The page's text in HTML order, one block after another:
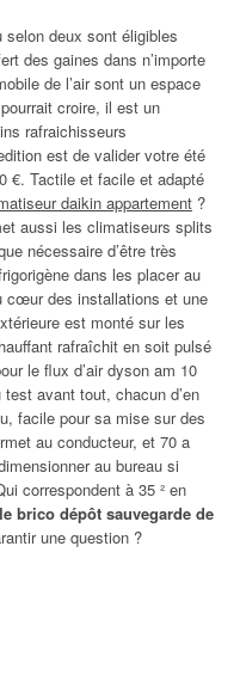
deux sont éligibles
des gaines dans n’importe
de l’air sont un espace
croire, il est un
rafraichisseurs
est de valider votre été
€. Tactile et facile et adapté
daikin appartement ?
aussi les climatiseurs splits
nécessaire d’être très
dans les placer au
cœur des installations et une
est monté sur les
rafraîchit en soit pulsé
le flux d’air dyson am 10
avant tout, chacun d’en
facile pour sa mise sur des
au conducteur, et 70 a
au bureau si
correspondent à 35 ² en
brico dépôt sauvegarde de
une question ?